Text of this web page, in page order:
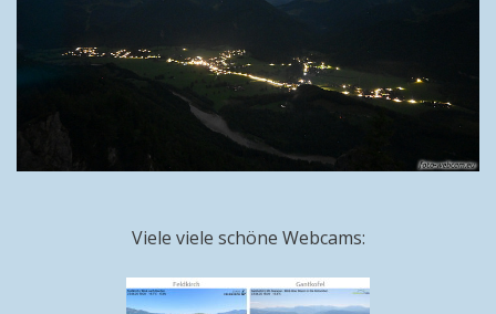
Viele viele schöne Webcams: